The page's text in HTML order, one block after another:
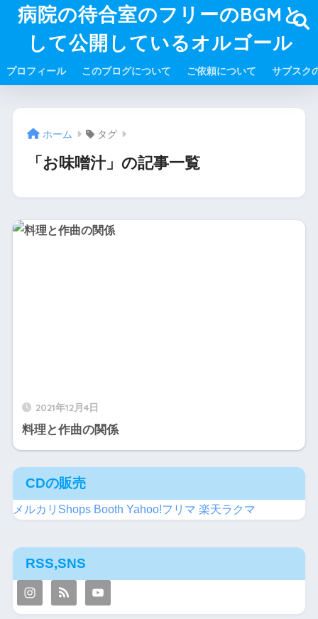
病院の待合室のフリーのBGMと
して公開しているオルゴール
プロフィール このブログについて ご依頼について サブスク
ホーム タグ
「お味噌汁」の記事一覧
2021年12月4日
料理と作曲の関係
CDの販売
メルカリShops Booth Yahoo!フリマ 楽天ラクマ
RSS,SNS